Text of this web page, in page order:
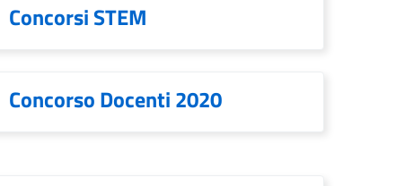
Concorsi STEM
Concorso Docenti 2020